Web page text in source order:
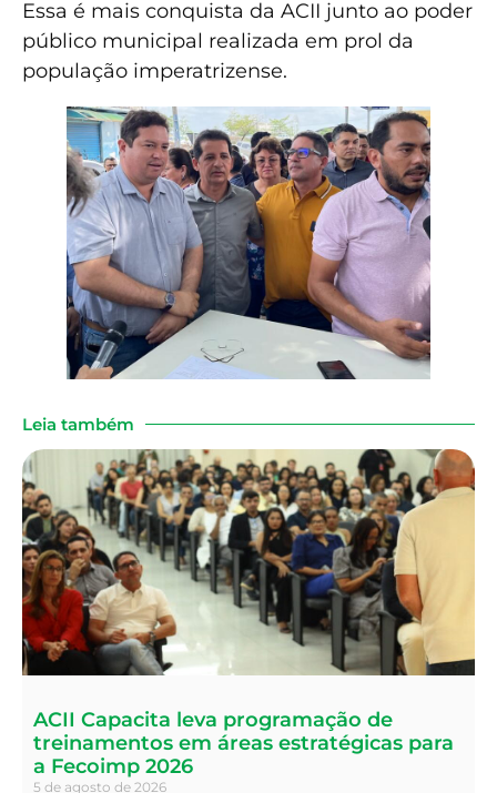
Essa é mais conquista da ACII junto ao poder
público municipal realizada em prol da
população imperatrizense.
Leia também
ACII Capacita leva programação de
treinamentos em áreas estratégicas para
a Fecoimp 2026
5 de agosto de 2026